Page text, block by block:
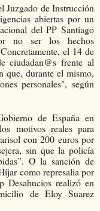
Juzgado de Instrucción
abiertas por un
del PP Santiago
no ser los hechos
el 14 de
ciudadan@s frente al
que, durante el mismo,
personales", según
de España en
motivos reales para
con 200 euros por
sin que la policía
O la sanción de
como represalia por
Desahucios realizó en
de Eloy Suarez